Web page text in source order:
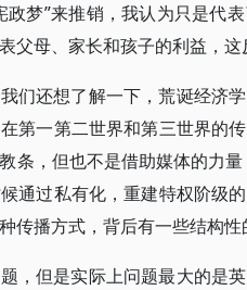
政梦”来推销，我认为只是代
父母、家长和孩子的利益，这
们还想了解一下，荒诞经济
第一第二世界和第三世界的
条，但也不是借助媒体的力
通过私有化，重建特权阶级
传播方式，背后有一些结构性
，但是实际上问题最大的是